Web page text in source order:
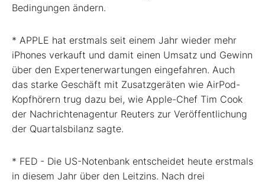
Bedingungen ändern.
* APPLE hat erstmals seit einem Jahr wieder mehr
iPhones verkauft und damit einen Umsatz und Gewinn
über den Expertenerwartungen eingefahren. Auch
das starke Geschäft mit Zusatzgeräten wie AirPod-
Kopfhörern trug dazu bei, wie Apple-Chef Tim Cook
der Nachrichtenagentur Reuters zur Veröffentlichung
der Quartalsbilanz sagte.
* FED - Die US-Notenbank entscheidet heute erstmals
in diesem Jahr über den Leitzins. Nach drei